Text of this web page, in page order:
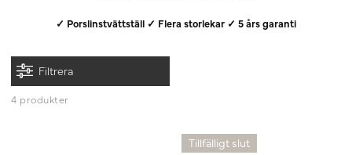
✓ Porslinstvättställ ✓ Flera storlekar ✓ 5 års garanti
Filtrera
4 produkter
Tillfälligt slut